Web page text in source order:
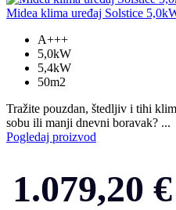
Midea klima uređaj Solstice
A+++
5,0kW
5,4kW
50m2
Tražite pouzdan, štedljiv i tihi
sobu ili manji dnevni boravak? ...
Pogledaj proizvod
1.079,20 €